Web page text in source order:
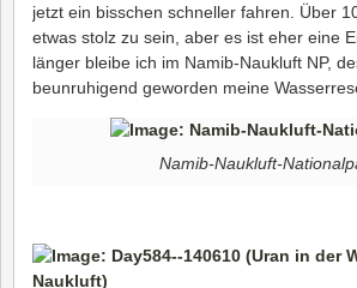
jetzt ein bisschen schneller fahren. Über
etwas stolz zu sein, aber es ist eher eine
länger bleibe ich im Namib-Naukluft NP,
beunruhigend geworden meine
Namib-Naukluft-